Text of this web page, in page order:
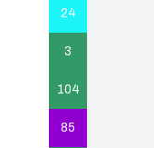
24
3
104
85